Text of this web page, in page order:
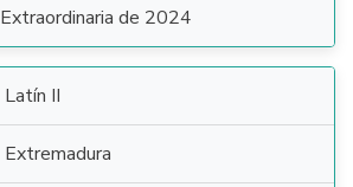
Extraordinaria de 2024
Latín II
Extremadura